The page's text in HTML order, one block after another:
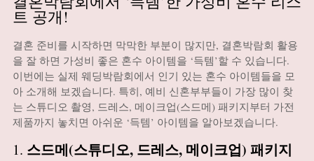
트 공개!
결혼 준비를 시작하면 막막한 부분이 많지만, 결혼박람회 활용
을 잘 하면 가성비 좋은 혼수 아이템을 ‘득템’할 수 있습니다.
이번에는 실제 웨딩박람회에서 인기 있는 혼수 아이템들을 모
아 소개해 보겠습니다. 특히, 예비 신혼부부들이 가장 많이 찾
는 스튜디오 촬영, 드레스, 메이크업(스드메) 패키지부터 가전
제품까지 놓치면 아쉬운 ‘득템’ 아이템을 알아보겠습니다.
1. 스드메(스튜디오, 드레스, 메이크업) 패키지